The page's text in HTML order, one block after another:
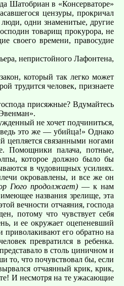
Шатобриан в «Консерваторе»
цензуры, прокричал
одни знаменитые, другие
товарищ прокурора, не
своего времени, правосудие
непристойного Лафонтена,
который так легко может
трудится человек, признаете
присяжные? Вдумайтесь
не хочет подчиниться,
ведь это же — убийца!» Однако
цепляется связанными ногами
Помощники палача, потные,
которое должно было бы
в чудовищных усилиях.
окровавлены, и все же он
Гюго продолжает) — к нам
названия зрелище, эта
вечности отчаяния, господа
потому что чувствует себя
и ее окружает оцепеневший
его обратно на
превратился в ребенка.
в столь циничном и
то, что почувствовал бы, если
отчаянный крик, крик,
И несмотря на те ужасающие